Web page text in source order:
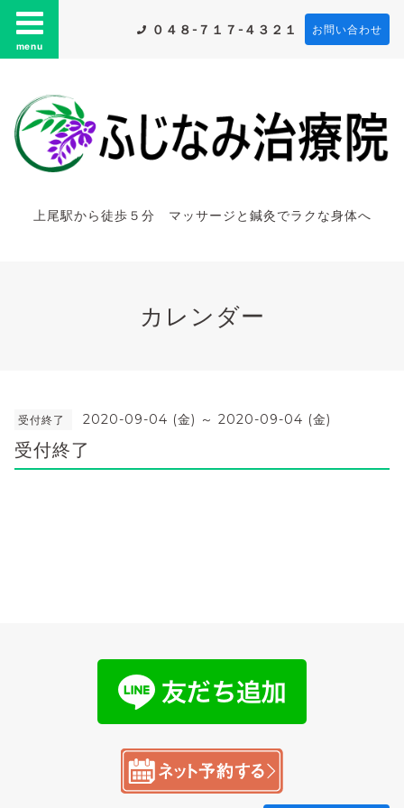
menu
０４８-７１７-４３２１ お問い合わせ
上尾駅から徒歩５分 マッサージと鍼灸でラクな身体へ
カレンダー
受付終了 2020-09-04 (金) ～ 2020-09-04 (金)
受付終了